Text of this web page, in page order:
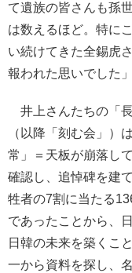
て遺族の皆さんも孫
は数えるほど。特に
い続けてきた全錫虎
報われた思いでした」
井上さんたちの「長
（以降「刻む会」）
常」＝天板が崩落し
確認し、追悼碑を建
牲者の7割に当たる
であったことから、
日韓の未来を築くこ
一から資料を探し、